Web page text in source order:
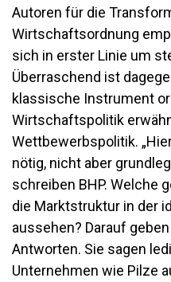
Autoren für die
Wirtschaftsordnung
sich in erster Linie um
Überraschend ist
klassische Instrument
Wirtschaftspolitik
Wettbewerbspolitik.
nötig, nicht aber
schreiben BHP. Welche
die Marktstruktur in der
aussehen? Darauf
Antworten. Sie sagen
Unternehmen wie Pilze